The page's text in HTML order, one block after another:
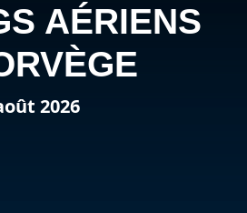
AÉRIENS
2026